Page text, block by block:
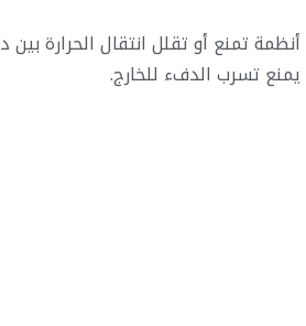
تمنع أو تقلل انتقال الحرارة بين
يمنع تسرب الدفء للخارج.